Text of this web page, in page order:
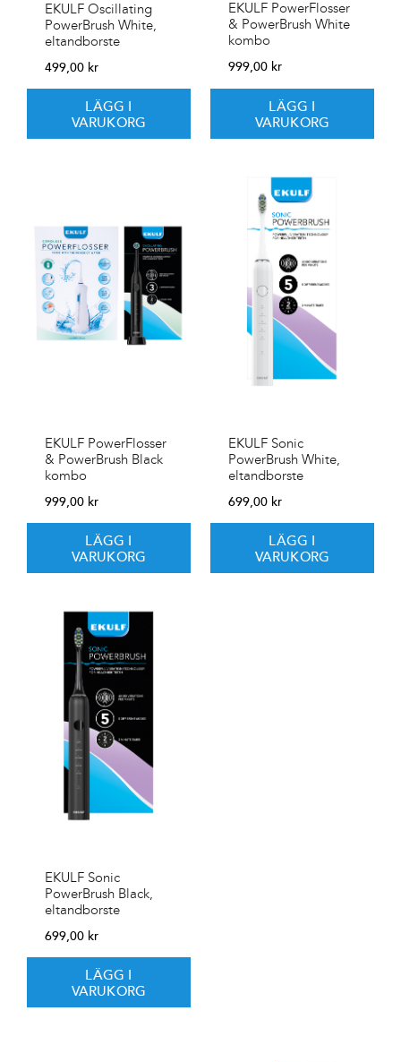
EKULF Oscillating
PowerBrush White,
eltandborste
499,00 kr
LÄGG I
VARUKORG
EKULF PowerFlosser
& PowerBrush White
kombo
999,00 kr
LÄGG I
VARUKORG
EKULF PowerFlosser
& PowerBrush Black
kombo
999,00 kr
LÄGG I
VARUKORG
EKULF Sonic
PowerBrush White,
eltandborste
699,00 kr
LÄGG I
VARUKORG
EKULF Sonic
PowerBrush Black,
eltandborste
699,00 kr
LÄGG I
VARUKORG